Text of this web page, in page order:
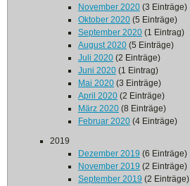
November 2020 (3 Einträge)
Oktober 2020 (5 Einträge)
September 2020 (1 Eintrag)
August 2020 (5 Einträge)
Juli 2020 (2 Einträge)
Juni 2020 (1 Eintrag)
Mai 2020 (3 Einträge)
April 2020 (2 Einträge)
März 2020 (8 Einträge)
Februar 2020 (4 Einträge)
2019
Dezember 2019 (6 Einträge)
November 2019 (2 Einträge)
September 2019 (2 Einträge)